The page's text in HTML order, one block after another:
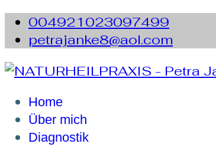
004921023097499
petrajanke8@aol.com
Home
Über mich
Diagnostik